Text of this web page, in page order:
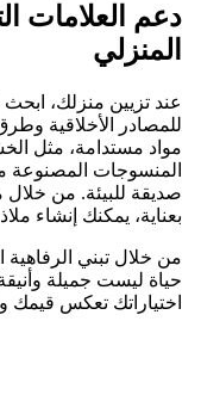
دعم العلامات
المنزلي
عند تزيين منزلك، ابحث
للمصادر الأخلاقية
مواد مستدامة، مثل
المنسوجات المصنوعة
صديقة للبيئة. من
بعناية، يمكنك إنشاء
من خلال تبني
حياة ليست جميلة
اختياراتك تعكس قيمك